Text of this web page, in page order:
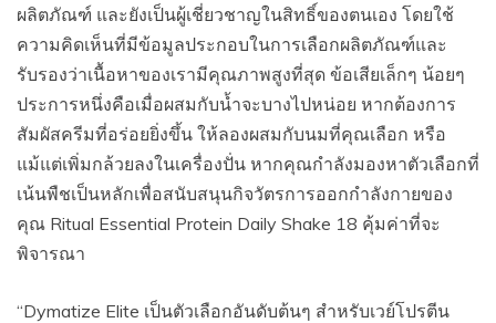
ผลิตภัณฑ์ และยังเป็นผู้เชี่ยวชาญในสิทธิ์ของตนเอง โดยใช้
ความคิดเห็นที่มีข้อมูลประกอบในการเลือกผลิตภัณฑ์และ
รับรองว่าเนื้อหาของเรามีคุณภาพสูงที่สุด ข้อเสียเล็กๆ น้อยๆ
ประการหนึ่งคือเมื่อผสมกับน้ำจะบางไปหน่อย หากต้องการ
สัมผัสครีมที่อร่อยยิ่งขึ้น ให้ลองผสมกับนมที่คุณเลือก หรือ
แม้แต่เพิ่มกล้วยลงในเครื่องปั่น หากคุณกำลังมองหาตัวเลือกที่
เน้นพืชเป็นหลักเพื่อสนับสนุนกิจวัตรการออกกำลังกายของ
คุณ Ritual Essential Protein Daily Shake 18 คุ้มค่าที่จะ
พิจารณา
“Dymatize Elite เป็นตัวเลือกอันดับต้นๆ สำหรับเวย์โปรตีน